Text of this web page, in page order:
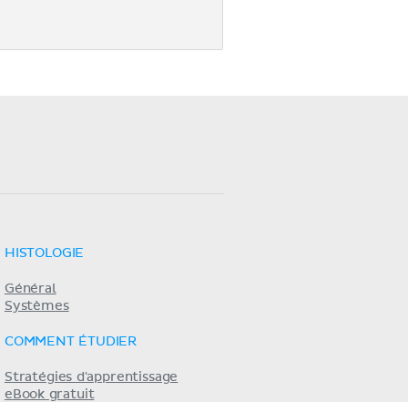
HISTOLOGIE
Général
Systèmes
COMMENT ÉTUDIER
Stratégies d'apprentissage
eBook gratuit